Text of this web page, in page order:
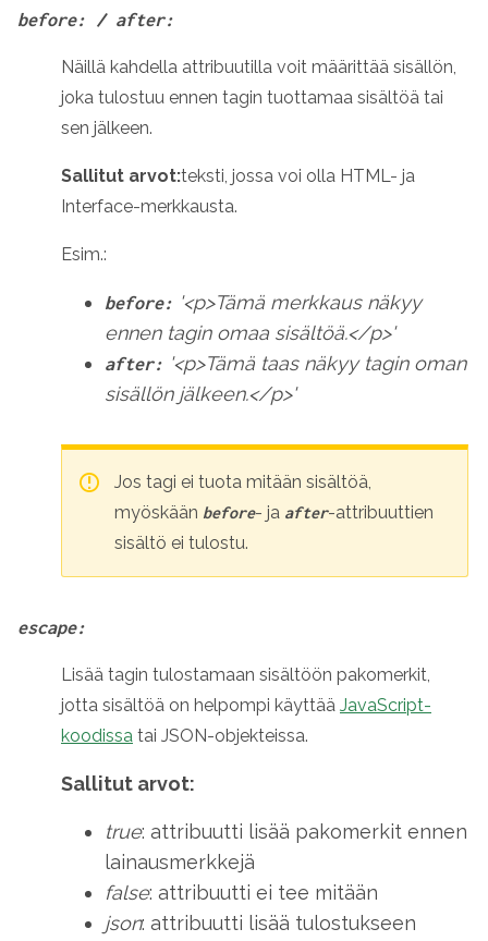
before: / after:
Näillä kahdella attribuutilla voit määrittää sisällön,
joka tulostuu ennen tagin tuottamaa sisältöä tai
sen jälkeen.
Sallitut arvot:teksti, jossa voi olla HTML- ja
Interface-merkkausta.
Esim.:
before: '<p>Tämä merkkaus näkyy
ennen tagin omaa sisältöä.</p>'
after: '<p>Tämä taas näkyy tagin oman
sisällön jälkeen.</p>'
Jos tagi ei tuota mitään sisältöä,
myöskään before- ja after-attribuuttien
sisältö ei tulostu.
escape:
Lisää tagin tulostamaan sisältöön pakomerkit,
jotta sisältöä on helpompi käyttää JavaScript-
koodissa tai JSON-objekteissa.
Sallitut arvot:
true: attribuutti lisää pakomerkit ennen
lainausmerkkejä
false: attribuutti ei tee mitään
json: attribuutti lisää tulostukseen